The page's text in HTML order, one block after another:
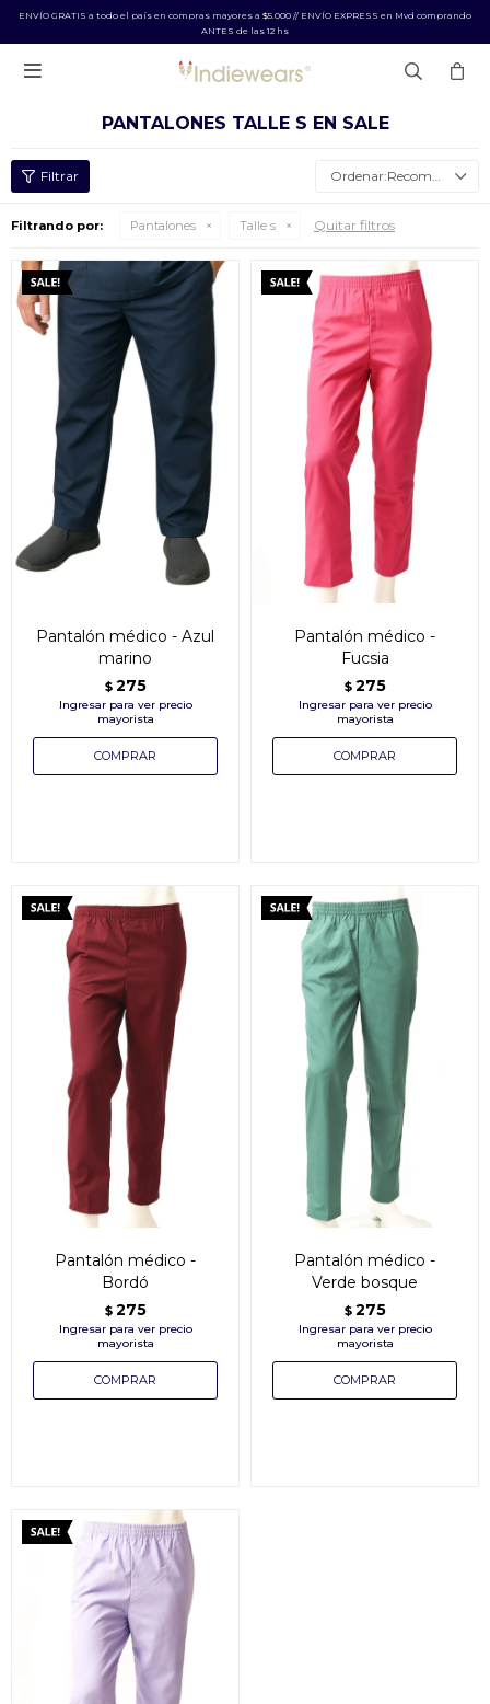
ENVÍO GRATIS a todo el país en compras mayores a $5.000 // ENVÍO EXPRESS en Mvd comprando
ANTES de las 12 hs

PANTALONES TALLE S EN SALE
Recomendados
Filtrando por: Pantalones Talle s Quitar filtros
Pantalón médico - Azul
marino
$ 275
Pantalón médico -
Fucsia
$ 275
Pantalón médico -
Bordó
$ 275
Pantalón médico -
Verde bosque
$ 275